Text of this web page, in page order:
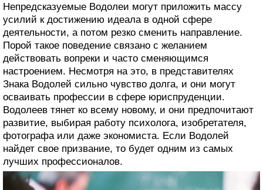
Непредсказуемые Водолеи могут приложить массу
усилий к достижению идеала в одной сфере
деятельности, а потом резко сменить направление.
Порой такое поведение связано с желанием
действовать вопреки и часто сменяющимся
настроением. Несмотря на это, в представителях
Знака Водолей сильно чувство долга, и они могут
осваивать профессии в сфере юриспруденции.
Водолеев тянет ко всему новому, и они предпочитают
развитие, выбирая работу психолога, изобретателя,
фотографа или даже экономиста. Если Водолей
найдет свое призвание, то будет одним из самых
лучших профессионалов.